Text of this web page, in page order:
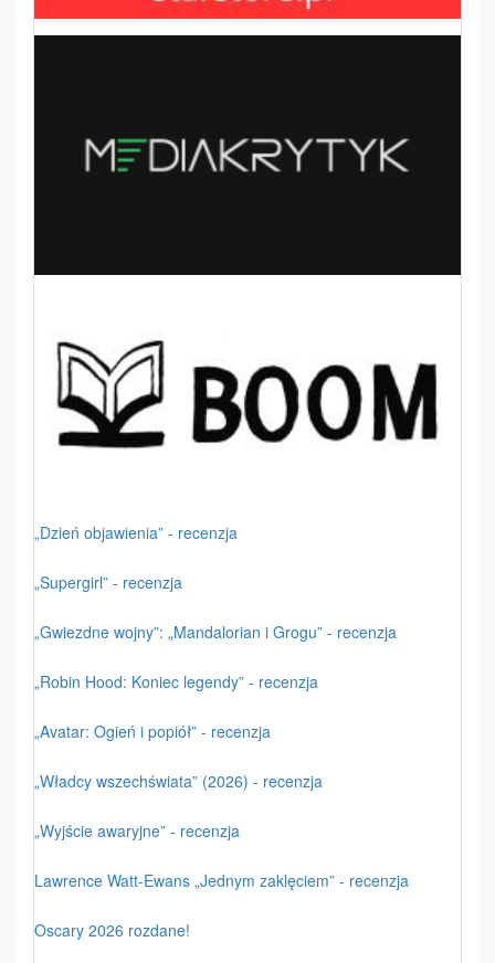
„Dzień objawienia” - recenzja
„Supergirl” - recenzja
„Gwiezdne wojny”: „Mandalorian i Grogu” - recenzja
„Robin Hood: Koniec legendy” - recenzja
„Avatar: Ogień i popiół” - recenzja
„Władcy wszechświata” (2026) - recenzja
„Wyjście awaryjne” - recenzja
Lawrence Watt-Ewans „Jednym zaklęciem” - recenzja
Oscary 2026 rozdane!